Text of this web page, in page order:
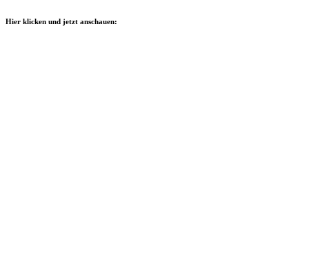
Hier klicken und jetzt anschauen: